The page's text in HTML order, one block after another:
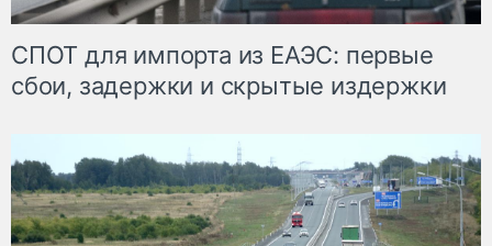
СПОТ для импорта из ЕАЭС: первые
сбои, задержки и скрытые издержки